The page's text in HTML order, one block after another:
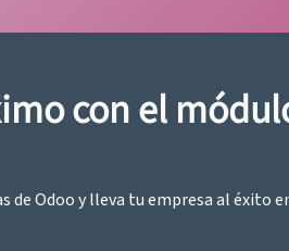
con el
de Odoo y lleva tu empresa al éxito